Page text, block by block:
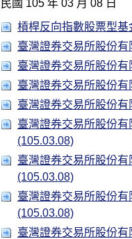
民國 105 年 03 月 08 日
槓桿反向指數股票型
臺灣證券交易所股份
臺灣證券交易所股份
臺灣證券交易所股份
臺灣證券交易所股份
臺灣證券交易所股份
(105.03.08)
臺灣證券交易所股份
(105.03.08)
臺灣證券交易所股份
(105.03.08)
臺灣證券交易所股份